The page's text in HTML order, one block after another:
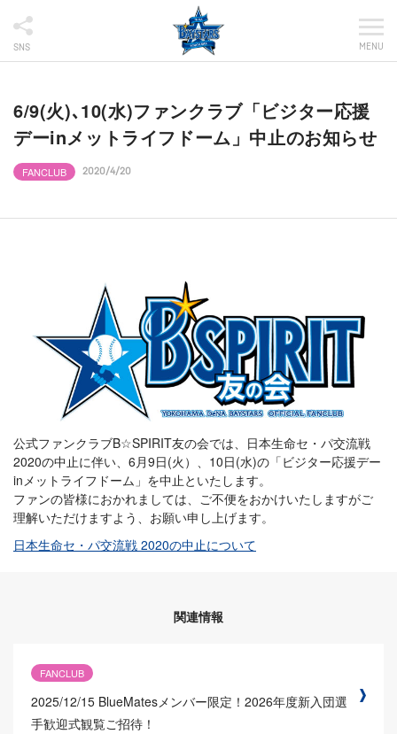
SNS MENU
6/9(火)､10(水)ファンクラブ「ビジター応援
デーinメットライフドーム」中止のお知らせ
FANCLUB 2020/4/20
公式ファンクラブB☆SPIRIT友の会では、日本生命セ・パ交流戦
2020の中止に伴い、6月9日(火）、10日(水)の「ビジター応援デー
inメットライフドーム」を中止といたします。
ファンの皆様におかれましては、ご不便をおかけいたしますがご
理解いただけますよう、お願い申し上げます。
日本生命セ・パ交流戦 2020の中止について
関連情報
FANCLUB
2025/12/15 BlueMatesメンバー限定！2026年度新入団選
手歓迎式観覧ご招待！